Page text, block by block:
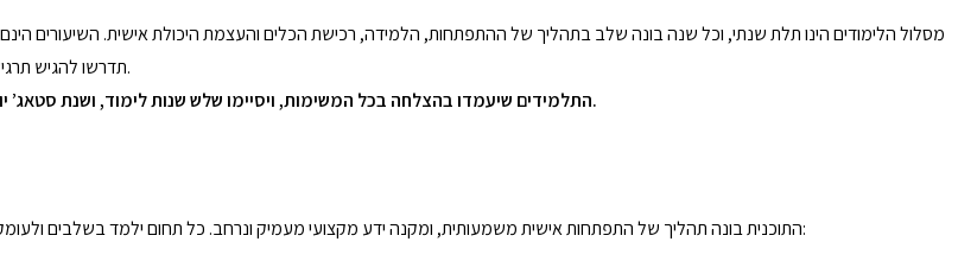
מסלול הלימודים הינו תלת שנתי, וכל שנה בונה שלב בתהליך של ההתפתחות, הלמידה, רכישת הכלים והעצמת היכולת אישית. השיעורים
תדרשו להגיש תרגילים ועבודות. במקצועות העיוניים יהיו מבחנים, במקצועות הראייה והטיפול יהיו מבדקים מעשיים.
התלמידים שיעמדו בהצלחה בכל המשימות, ויסיימו שלש שנות לימוד, ושנת סטאג’ יוסמכו לשיטה, ויקבלו תעודת מטפל מוסמך לפסיכותרפיה הוליסטית בשיטת ההולותרפיה.
התוכנית בונה תהליך של התפתחות אישית משמעותית, ומקנה ידע מקצועי מעמיק ונרחב. כל תחום ילמד בשלבים ולעומק במשך שלש שנים, ובאופן רוחבי, מתוך הקשר לתחומים האחרים. תחומי הלימוד העיקריים הם: